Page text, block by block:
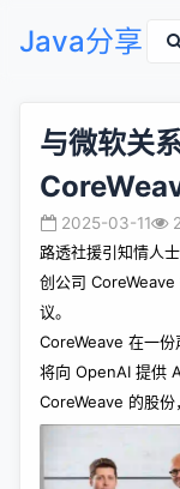
Java分享
与微软关
2025-03-11
路透社援引知情人
创公司 CoreWeave
议。
CoreWeave 在一份
将向 OpenAI 提供
CoreWeave 的股份